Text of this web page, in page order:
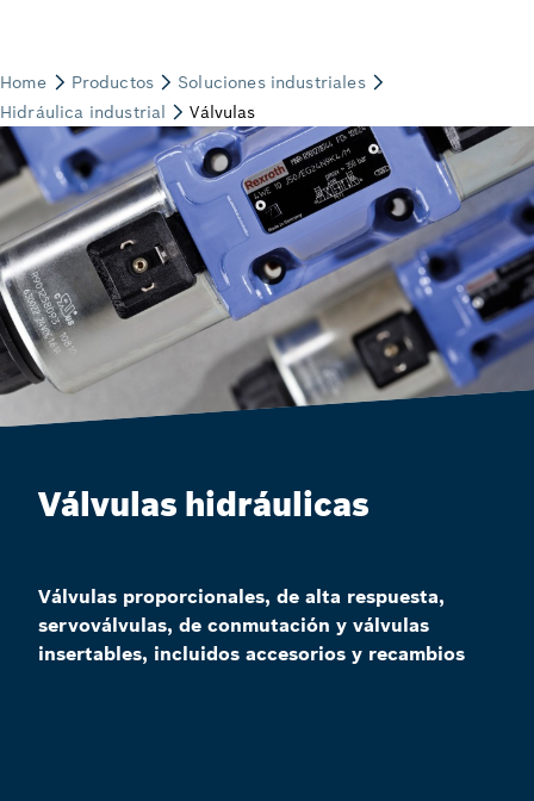
Válvulas hidráulicas
Válvulas proporcionales, de alta respuesta,
servoválvulas, de conmutación y válvulas
insertables, incluidos accesorios y recambios